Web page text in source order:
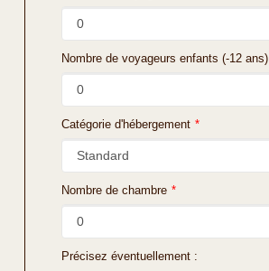
Nombre de voyageurs enfants (-12 ans)
Catégorie d'hébergement *
Nombre de chambre *
Précisez éventuellement :